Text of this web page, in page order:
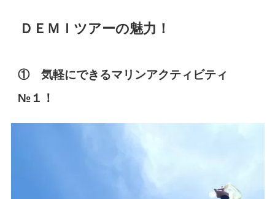
ＤＥＭＩツアーの魅力！
① 気軽にできるマリンアクティビティ
№１！